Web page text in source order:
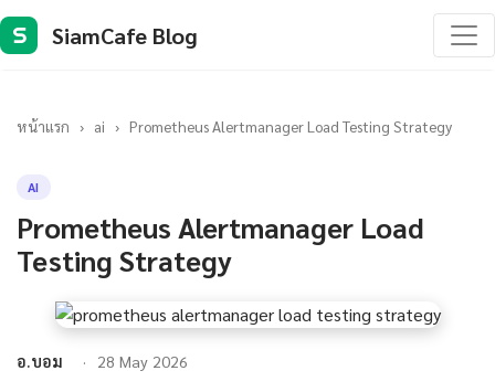
S SiamCafe Blog
หน้าแรก › ai › Prometheus Alertmanager Load Testing Strategy
AI
Prometheus Alertmanager Load
Testing Strategy
อ.บอม 28 May 2026